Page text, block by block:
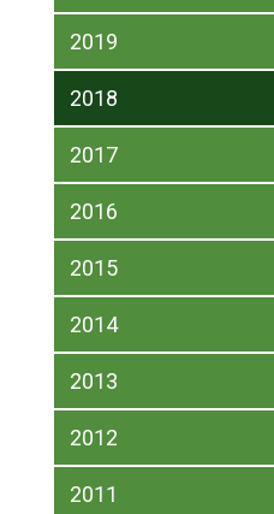
2019
2018
2017
2016
2015
2014
2013
2012
2011